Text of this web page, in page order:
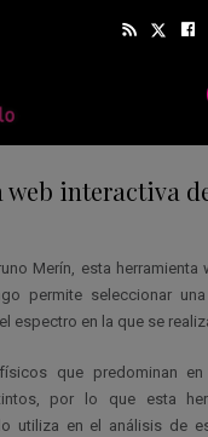
interactiva
Merín, esta herramienta
permite seleccionar
espectro en la que se
que predominan
por lo que esta
utiliza en el análisis de